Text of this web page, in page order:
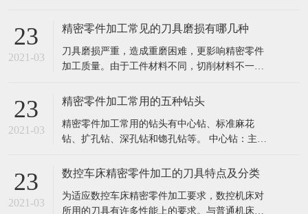
具自快进转为工进时，刀尖点位置与孔上表面之
对于位置精度要求较高的孔系加工，特别要注意
孔的加工顺序的安排，避免将坐标轴的方
23
2021-03
精密零件加工常见的刀具磨损有哪几种
刀具磨损严重，造成重磨困难，更影响精密零件
加工质量。由于工件材料不同，切削材料不一
刀面磨损 后刀磨损只磨损部位主要发生在后刀面
示磨损量，这种磨损一般是在切削脆性金属或以
较低的切削速度和较小的
23
2021-03
精密零件加工常用的五种钻头
精密零件加工常用的钻头有中心钻、标准麻花
钻、扩孔钻、深孔钻和锪孔钻等。 中心钻：主要
中心钻钻孔时，应选取较高的转速。 标准麻花
辅助切削刃，一个凿子刃和两个螺旋槽。由于没
23
2021-03
数控车床精密零件加工的刀具特点及分类
为适应数控车床精密零件加工要求，数控机床对
所用的刀具有许多性能上的要求。与普通机床的